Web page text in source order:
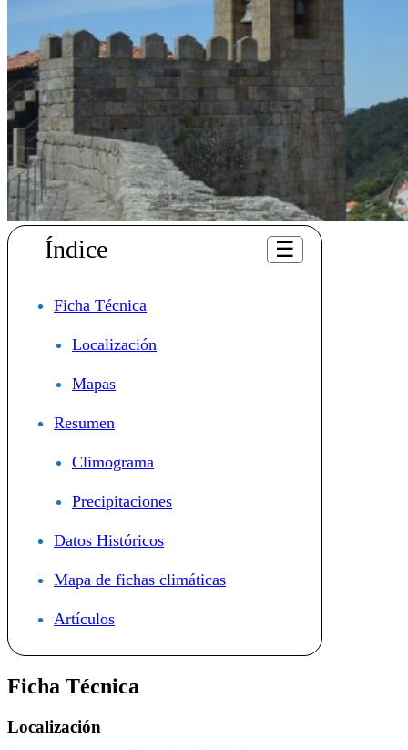
Índice ☰
Ficha Técnica
Localización
Mapas
Resumen
Climograma
Precipitaciones
Datos Históricos
Mapa de fichas climáticas
Artículos
Ficha Técnica
Localización